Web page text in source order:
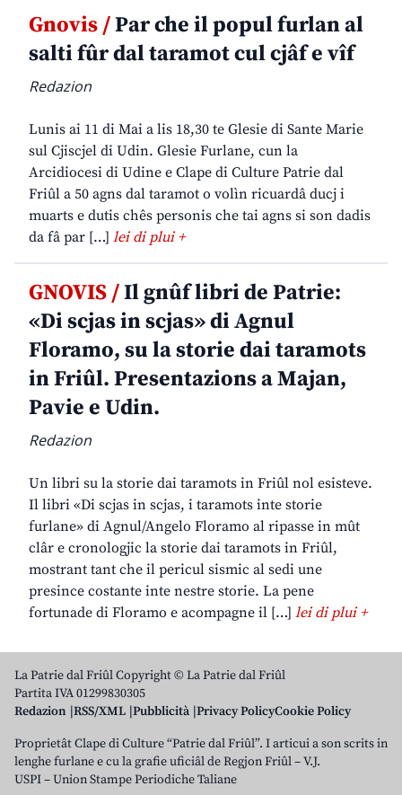
Gnovis /Par che il popul furlan al
salti fûr dal taramot cul cjâf e vîf
Redazion
Lunis ai 11 di Mai a lis 18,30 te Glesie di Sante Marie
sul Cjiscjel di Udin. Glesie Furlane, cun la
Arcidiocesi di Udine e Clape di Culture Patrie dal
Friûl a 50 agns dal taramot o volìn ricuardâ ducj i
muarts e dutis chês personis che tai agns si son dadis
da fâ par […] lei di plui +
GNOVIS /Il gnûf libri de Patrie:
«Di scjas in scjas» di Agnul
Floramo, su la storie dai taramots
in Friûl. Presentazions a Majan,
Pavie e Udin.
Redazion
Un libri su la storie dai taramots in Friûl nol esisteve.
Il libri «Di scjas in scjas, i taramots inte storie
furlane» di Agnul/Angelo Floramo al ripasse in mût
clâr e cronologjic la storie dai taramots in Friûl,
mostrant tant che il pericul sismic al sedi une
presince costante inte nestre storie. La pene
fortunade di Floramo e acompagne il […] lei di plui +
La Patrie dal Friûl Copyright © La Patrie dal Friûl
Partita IVA 01299830305
Redazion RSS/XML Pubblicità Privacy PolicyCookie Policy
Proprietât Clape di Culture “Patrie dal Friûl”. I articui a son scrits in
lenghe furlane e cu la grafie uficiâl de Regjon Friûl – V.J.
USPI – Union Stampe Periodiche Taliane